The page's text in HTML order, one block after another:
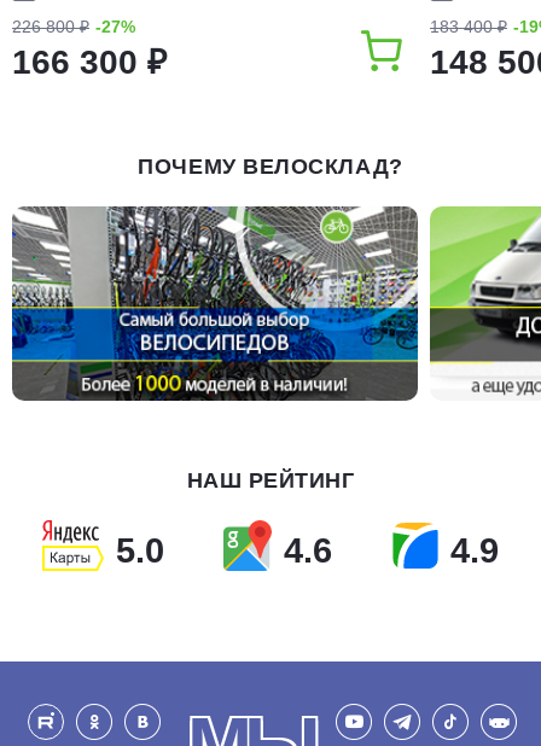
226 800 ₽ -27%
166 300 ₽
183 400 ₽ -
148
ПОЧЕМУ ВЕЛОСКЛАД?
НАШ РЕЙТИНГ
5.0 4.6 4.9